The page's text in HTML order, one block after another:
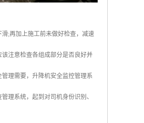
;再加上施工前未做好检查，减速
注意检查各组成部分是否良好并
理需要，升降机安全监控管理系
理系统，起到对司机身份识别、